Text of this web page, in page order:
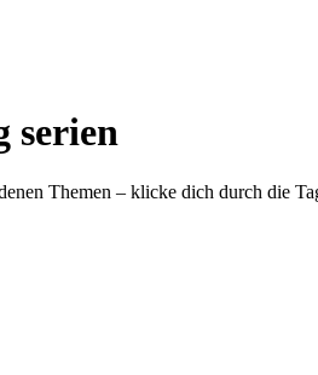
serien
Themen – klicke dich durch die